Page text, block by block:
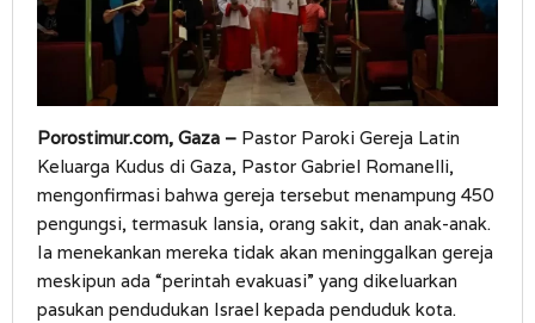
Porostimur.com, Gaza – Pastor Paroki Gereja Latin
Keluarga Kudus di Gaza, Pastor Gabriel Romanelli,
mengonfirmasi bahwa gereja tersebut menampung 450
pengungsi, termasuk lansia, orang sakit, dan anak-anak.
Ia menekankan mereka tidak akan meninggalkan gereja
meskipun ada “perintah evakuasi” yang dikeluarkan
pasukan pendudukan Israel kepada penduduk kota.